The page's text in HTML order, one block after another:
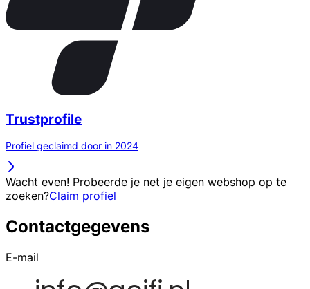
Trustprofile
Profiel geclaimd door in 2024
Wacht even! Probeerde je net je eigen webshop op te
zoeken?Claim profiel
Contactgegevens
E-mail